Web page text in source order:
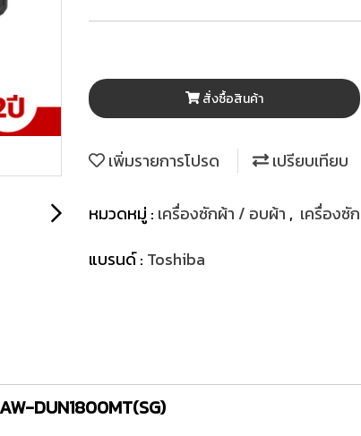
สั่งซื้อสินค้า
เพิ่มรายการโปรด เปรียบเทียบ
หมวดหมู่ : เครื่องซักผ้า / อบผ้า , เครื่องซั
แบรนด์ : Toshiba
DUN1800MT(SG)